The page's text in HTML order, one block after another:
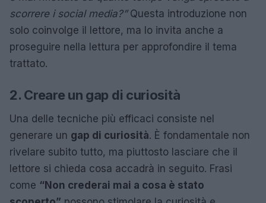
scorrere i social media?”Questa introduzione non
solo coinvolge il lettore, ma lo invita anche a
proseguire nella lettura per approfondire il tema
trattato.
2. Creare un gap di curiosità
Una delle tecniche più efficaci consiste nel
generare un gap di curiosità. È fondamentale non
rivelare subito tutto, ma piuttosto lasciare che il
lettore si chieda cosa accadrà in seguito. Frasi
come “Non crederai mai a cosa è stato